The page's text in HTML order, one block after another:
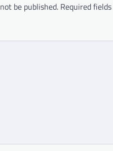
be published. Required